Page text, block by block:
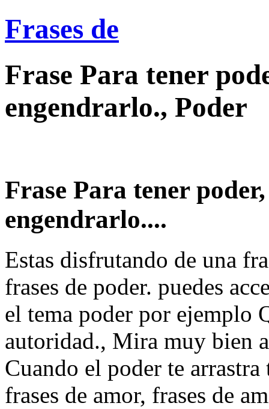
Frases de
Frase Para tener
engendrarlo., Poder
Frase Para tener
engendrarlo....
Estas disfrutando de una
frases de poder. puedes
el tema poder por ejemplo
autoridad., Mira muy bien
Cuando el poder te
frases de amor, frases de